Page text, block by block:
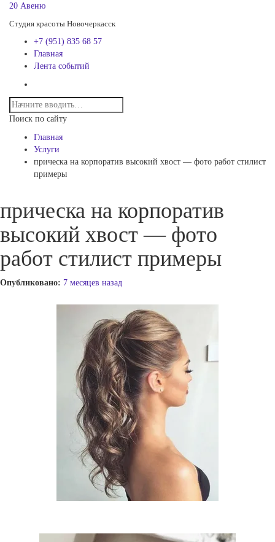
20 Авеню
Студия красоты Новочеркасск
+7 (951) 835 68 57
Главная
Лента событий
Поиск по сайту
Главная
Услуги
прическа на корпоратив высокий хвост — фото работ стилист
примеры
прическа на корпоратив
высокий хвост — фото
работ стилист примеры
Опубликовано: 7 месяцев назад